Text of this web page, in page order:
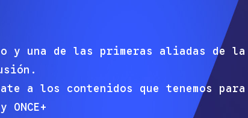
y una de las primeras aliadas de la
a los contenidos que tenemos